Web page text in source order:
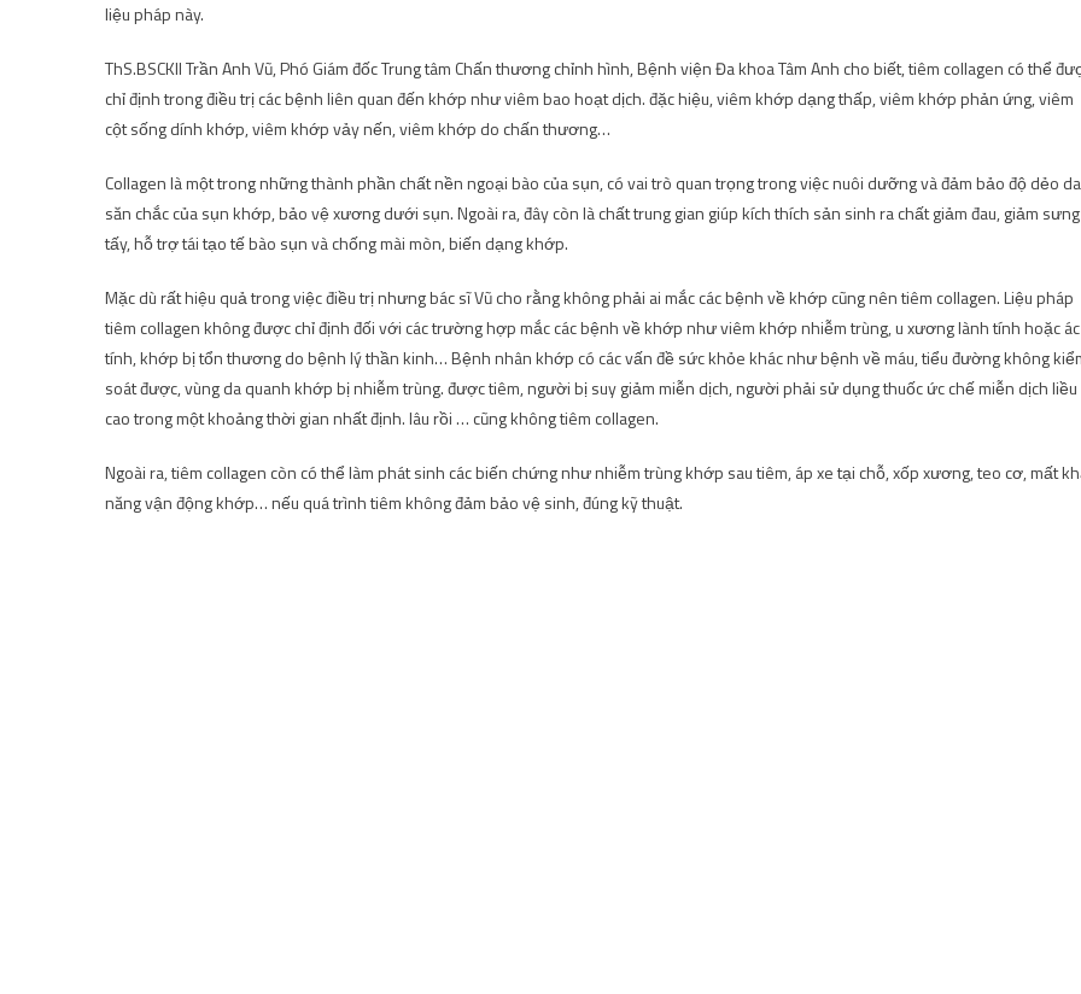
liệu pháp này.
ThS.BSCKII Trần Anh Vũ, Phó Giám đốc Trung tâm Chấn thương chỉnh hình, Bệnh viện Đa khoa Tâm Anh cho biết, tiêm collagen có thể
chỉ định trong điều trị các bệnh liên quan đến khớp như viêm bao hoạt dịch. đặc hiệu, viêm khớp dạng thấp, viêm khớp phản ứng, viêm
cột sống dính khớp, viêm khớp vảy nến, viêm khớp do chấn thương…
Collagen là một trong những thành phần chất nền ngoại bào của sụn, có vai trò quan trọng trong việc nuôi dưỡng và đảm bảo độ dẻo
săn chắc của sụn khớp, bảo vệ xương dưới sụn. Ngoài ra, đây còn là chất trung gian giúp kích thích sản sinh ra chất giảm đau, giảm sưng
tấy, hỗ trợ tái tạo tế bào sụn và chống mài mòn, biến dạng khớp.
Mặc dù rất hiệu quả trong việc điều trị nhưng bác sĩ Vũ cho rằng không phải ai mắc các bệnh về khớp cũng nên tiêm collagen. Liệu pháp
tiêm collagen không được chỉ định đối với các trường hợp mắc các bệnh về khớp như viêm khớp nhiễm trùng, u xương lành tính hoặc ác
tính, khớp bị tổn thương do bệnh lý thần kinh… Bệnh nhân khớp có các vấn đề sức khỏe khác như bệnh về máu, tiểu đường không
soát được, vùng da quanh khớp bị nhiễm trùng. được tiêm, người bị suy giảm miễn dịch, người phải sử dụng thuốc ức chế miễn dịch liều
cao trong một khoảng thời gian nhất định. lâu rồi … cũng không tiêm collagen.
Ngoài ra, tiêm collagen còn có thể làm phát sinh các biến chứng như nhiễm trùng khớp sau tiêm, áp xe tại chỗ, xốp xương, teo cơ, mất
năng vận động khớp… nếu quá trình tiêm không đảm bảo vệ sinh, đúng kỹ thuật.